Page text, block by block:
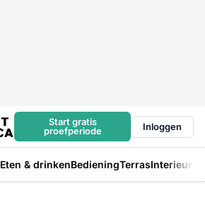
Start gratis
proefperiode
Inloggen
Eten & drinkenBedieningTerrasInterieur